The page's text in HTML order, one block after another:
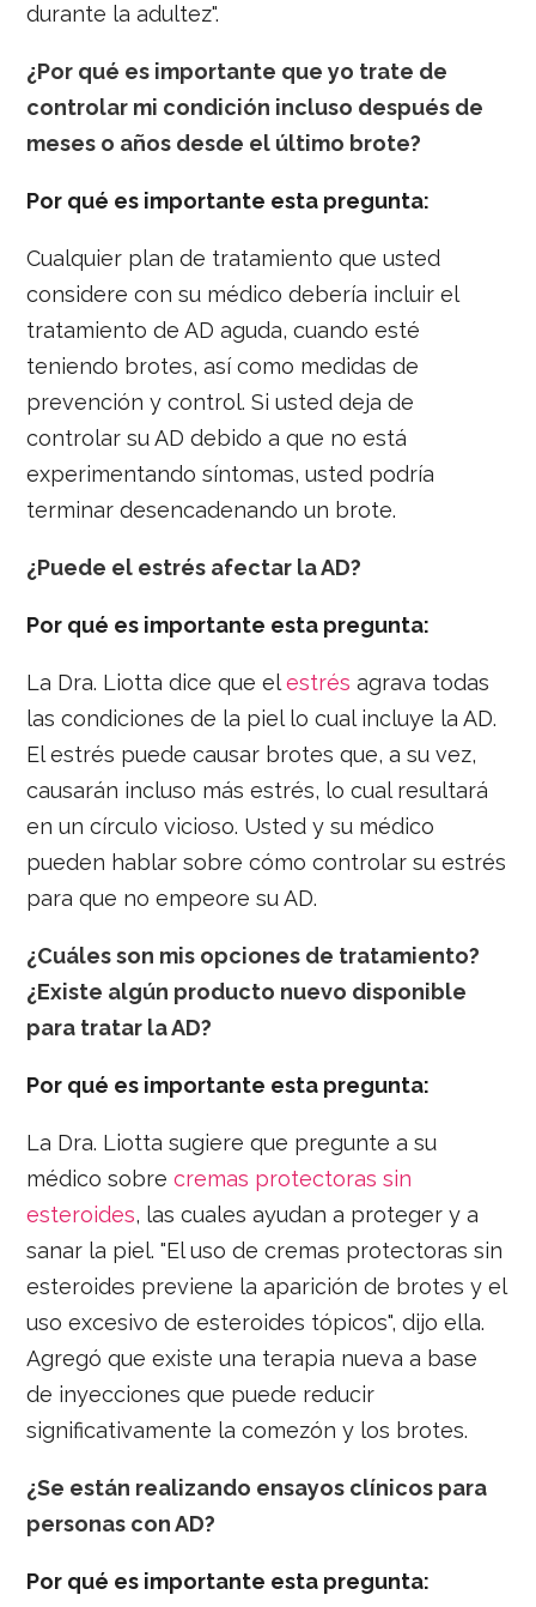
durante la adultez".
¿Por qué es importante que yo trate de
controlar mi condición incluso después de
meses o años desde el último brote?
Por qué es importante esta pregunta:
Cualquier plan de tratamiento que usted
considere con su médico debería incluir el
tratamiento de AD aguda, cuando esté
teniendo brotes, así como medidas de
prevención y control. Si usted deja de
controlar su AD debido a que no está
experimentando síntomas, usted podría
terminar desencadenando un brote.
¿Puede el estrés afectar la AD?
Por qué es importante esta pregunta:
La Dra. Liotta dice que elestrés agrava todas
las condiciones de la piel lo cual incluye la AD.
El estrés puede causar brotes que, a su vez,
causarán incluso más estrés, lo cual resultará
en un círculo vicioso. Usted y su médico
pueden hablar sobre cómo controlar su estrés
para que no empeore su AD.
¿Cuáles son mis opciones de tratamiento?
¿Existe algún producto nuevo disponible
para tratar la AD?
Por qué es importante esta pregunta:
La Dra. Liotta sugiere que pregunte a su
médico sobrecremas protectoras sin
esteroides, las cuales ayudan a proteger y a
sanar la piel. "El uso de cremas protectoras sin
esteroides previene la aparición de brotes y el
uso excesivo de esteroides tópicos", dijo ella.
Agregó que existe una terapia nueva a base
de inyecciones que puede reducir
significativamente la comezón y los brotes.
¿Se están realizando ensayos clínicos para
personas con AD?
Por qué es importante esta pregunta: